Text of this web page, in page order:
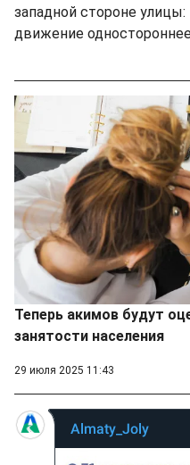
западной стороне
движение
Теперь акимов будут
занятости населения
29 июля 2025 11:43